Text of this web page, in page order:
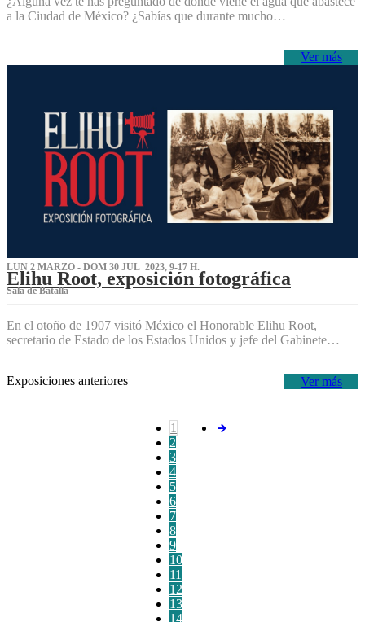
a la Ciudad de México? ¿Sabías que durante mucho…
Ver más
LUN 2 MARZO - DOM 30 JUL 2023, 9-17 H.
Elihu Root, exposición fotográfica
Sala de Batalla
En el otoño de 1907 visitó México el Honorable Elihu Root,
secretario de Estado de los Estados Unidos y jefe del Gabinete…
Ver más
Exposiciones anteriores
1
2
3
4
5
6
7
8
9
10
11
12
13
14